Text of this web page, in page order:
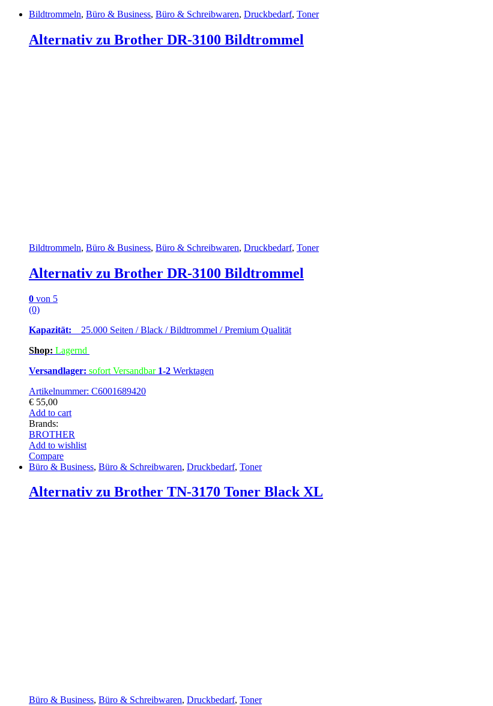
Bildtrommeln, Büro & Business, Büro & Schreibwaren, Druckbedarf, Toner
Alternativ zu Brother DR-3100 Bildtrommel
Bildtrommeln, Büro & Business, Büro & Schreibwaren, Druckbedarf, Toner
Alternativ zu Brother DR-3100 Bildtrommel
0 von 5
(0)
Kapazität: 25.000 Seiten / Black / Bildtrommel / Premium Qualität
Shop: Lagernd
Versandlager: sofort Versandbar 1-2 Werktagen
Artikelnummer: C6001689420
€ 55,00
Add to cart
Brands:
BROTHER
Add to wishlist
Compare
Büro & Business, Büro & Schreibwaren, Druckbedarf, Toner
Alternativ zu Brother TN-3170 Toner Black XL
Büro & Business, Büro & Schreibwaren, Druckbedarf, Toner